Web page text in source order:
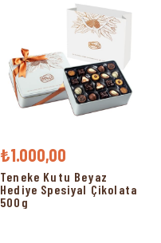
₺1.000,00
Teneke Kutu Beyaz
Hediye Spesiyal Çikolata
500g